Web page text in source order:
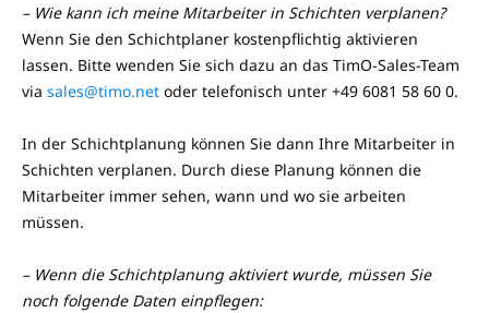
– Wie kann ich meine Mitarbeiter in Schichten verplanen?
Wenn Sie den Schichtplaner kostenpflichtig aktivieren
lassen. Bitte wenden Sie sich dazu an das TimO-Sales-Team
via sales@timo.net oder telefonisch unter +49 6081 58 60 0.
In der Schichtplanung können Sie dann Ihre Mitarbeiter in
Schichten verplanen. Durch diese Planung können die
Mitarbeiter immer sehen, wann und wo sie arbeiten
müssen.
– Wenn die Schichtplanung aktiviert wurde, müssen Sie
noch folgende Daten einpflegen: